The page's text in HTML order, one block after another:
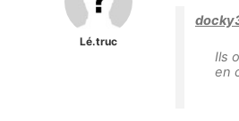
Lé.truc
Ils
en